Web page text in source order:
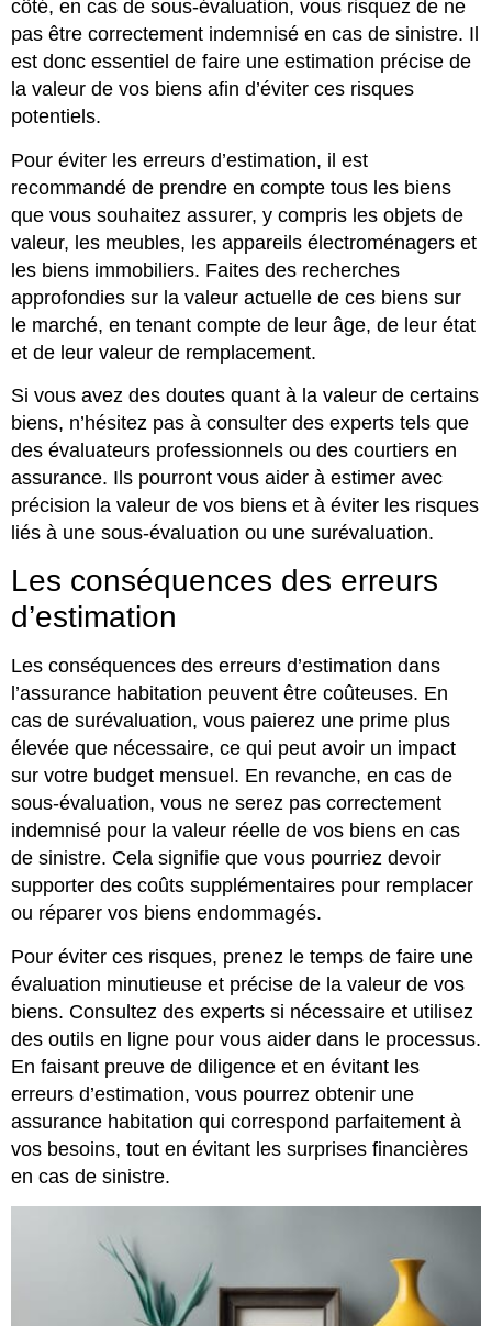
côté, en cas de sous-évaluation, vous risquez de ne
pas être correctement indemnisé en cas de sinistre. Il
est donc essentiel de faire une estimation précise de
la valeur de vos biens afin d’éviter ces risques
potentiels.
Pour éviter les erreurs d’estimation, il est
recommandé de prendre en compte tous les biens
que vous souhaitez assurer, y compris les objets de
valeur, les meubles, les appareils électroménagers et
les biens immobiliers. Faites des recherches
approfondies sur la valeur actuelle de ces biens sur
le marché, en tenant compte de leur âge, de leur état
et de leur valeur de remplacement.
Si vous avez des doutes quant à la valeur de certains
biens, n’hésitez pas à consulter des experts tels que
des évaluateurs professionnels ou des courtiers en
assurance. Ils pourront vous aider à estimer avec
précision la valeur de vos biens et à éviter les risques
liés à une sous-évaluation ou une surévaluation.
Les conséquences des erreurs
d’estimation
Les conséquences des erreurs d’estimation dans
l’assurance habitation peuvent être coûteuses. En
cas de surévaluation, vous paierez une prime plus
élevée que nécessaire, ce qui peut avoir un impact
sur votre budget mensuel. En revanche, en cas de
sous-évaluation, vous ne serez pas correctement
indemnisé pour la valeur réelle de vos biens en cas
de sinistre. Cela signifie que vous pourriez devoir
supporter des coûts supplémentaires pour remplacer
ou réparer vos biens endommagés.
Pour éviter ces risques, prenez le temps de faire une
évaluation minutieuse et précise de la valeur de vos
biens. Consultez des experts si nécessaire et utilisez
des outils en ligne pour vous aider dans le processus.
En faisant preuve de diligence et en évitant les
erreurs d’estimation, vous pourrez obtenir une
assurance habitation qui correspond parfaitement à
vos besoins, tout en évitant les surprises financières
en cas de sinistre.